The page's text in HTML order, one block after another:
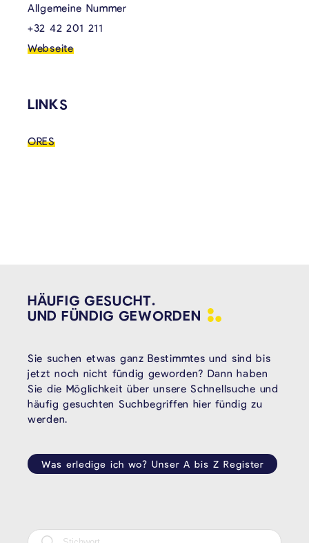
Allgemeine Nummer
+32 42 201 211
Webseite
LINKS
ORES
HÄUFIG GESUCHT.
UND FÜNDIG GEWORDEN
Sie suchen etwas ganz Bestimmtes und sind bis
jetzt noch nicht fündig geworden? Dann haben
Sie die Möglichkeit über unsere Schnellsuche und
häufig gesuchten Suchbegriffen hier fündig zu
werden.
Was erledige ich wo? Unser A bis Z Register